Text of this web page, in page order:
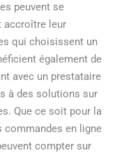
peuvent se
accroître leur
qui choisissent un
également de
avec un prestataire
à des solutions sur
Que ce soit pour la
commandes en ligne
compter sur